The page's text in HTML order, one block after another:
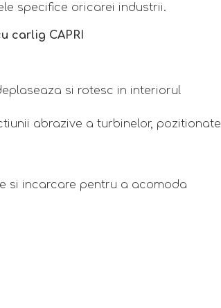
specifice oricarei industrii.
carlig CAPRI
si rotesc in interiorul
abrazive a turbinelor, pozitionate
si incarcare pentru a acomoda